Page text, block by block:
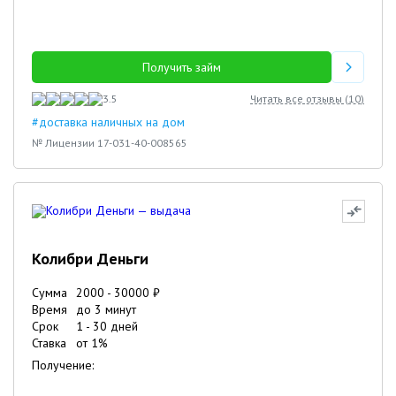
Получить займ
3.5 Читать все отзывы (10)
#доставка наличных на дом
№ Лицензии 17-031-40-008565
Колибри Деньги
Сумма 2000 - 30000 ₽
Время
до 3 минут
Срок
1 - 30 дней
Ставка
от 1%
Получение: